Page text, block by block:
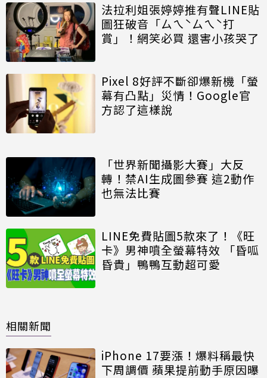
法拉利姐張婷婷推有聲LINE貼
圖狂破音「ㄙㄟˋㄙㄟˋ打
賞」！網笑必買 還害小孩哭了
Pixel 8好評不斷卻爆新機「螢
幕有凸點」災情！Google官
方認了這樣說
「世界新聞攝影大賽」大反
轉！禁AI生成圖參賽 這2動作
也無法比賽
LINE免費貼圖5款來了！《旺
卡》男神噴全螢幕特效 「昏呱
昏貴」鴨鴨互動超可愛
相關新聞
iPhone 17要漲！爆料稱最快
下周調價 蘋果提前動手原因曝